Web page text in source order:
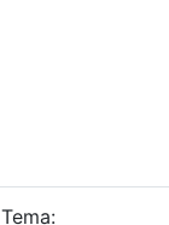
Tema: